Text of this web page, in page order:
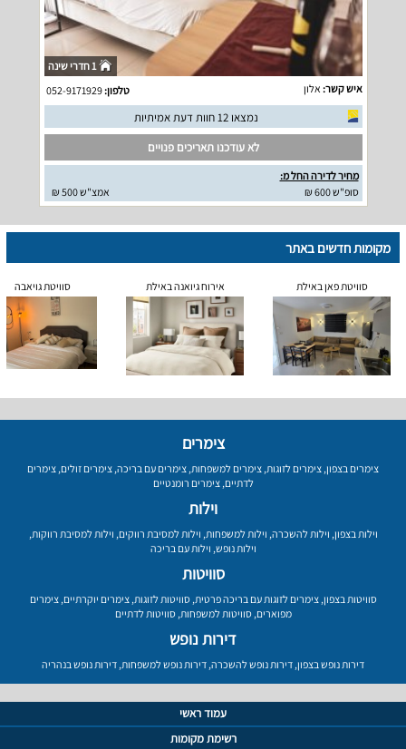
1 חדרי שינה
איש קשר: אלון טלפון:052-9171929
נמצאו 12 חוות דעת אמיתיות
לא עודכנו תאריכים פנויים
מחיר לדירה החל מ:
סופ"ש 600 ₪
אמצ"ש 500 ₪
מקומות חדשים באתר
סוויטת פאן באילת אירוח גיואנה באילת סוויטת גויאבה
צימרים
צימרים בצפון, צימרים לזוגות, צימרים למשפחות, צימרים עם בריכה, צימרים זולים, צימרים
לדתיים,צימרים רומנטיים
וילות
וילות בצפון, וילות להשכרה, וילות למשפחות, וילות למסיבת רווקים, וילות למסיבת רווקות,
וילות נופש, וילות עם בריכה
סוויטות
סוויטות בצפון,צימרים לזוגות עם בריכה פרטית,סוויטות לזוגות,צימרים יוקרתיים,צימרים
מפוארים,סוויטות למשפחות,סוויטות לדתיים
דירות נופש
דירות נופש בצפון, דירות נופש להשכרה, דירות נופש למשפחות, דירות נופש בנהריה
עמוד ראשי
רשימת מקומות